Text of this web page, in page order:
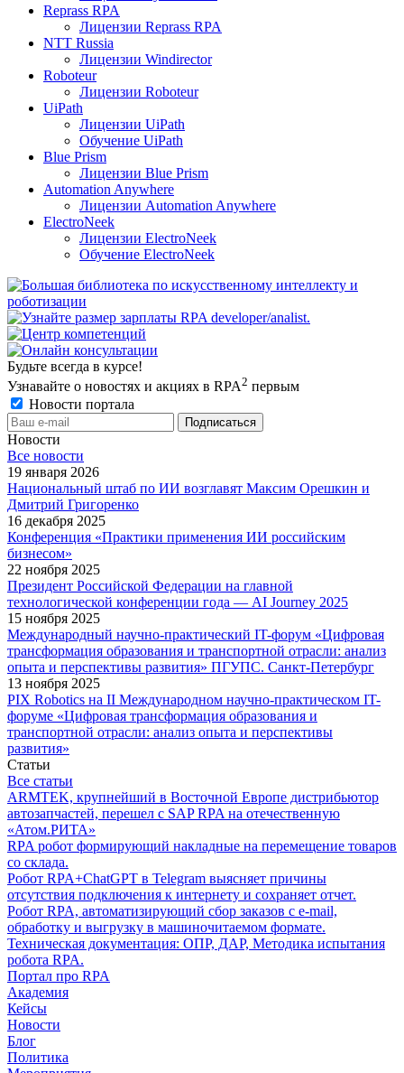
Reprass RPA
Лицензии Reprass RPA
NTT Russia
Лицензии Windirector
Roboteur
Лицензии Roboteur
UiPath
Лицензии UiPath
Обучение UiPath
Blue Prism
Лицензии Blue Prism
Automation Anywhere
Лицензии Automation Anywhere
ElectroNeek
Лицензии ElectroNeek
Обучение ElectroNeek
Будьте всегда в курсе!
Узнавайте о новостях и акциях в RPA2 первым
Новости портала
Новости
Все новости
19 января 2026
Национальный штаб по ИИ возглавят Максим Орешкин и
Дмитрий Григоренко
16 декабря 2025
Конференция «Практики применения ИИ российским
бизнесом»
22 ноября 2025
Президент Российской Федерации на главной
технологической конференции года — AI Journey 2025
15 ноября 2025
Международный научно-практический IT-форум «Цифровая
трансформация образования и транспортной отрасли: анализ
опыта и перспективы развития» ПГУПС. Санкт-Петербург
13 ноября 2025
PIX Robotics на II Международном научно-практическом IT-
форуме «Цифровая трансформация образования и
транспортной отрасли: анализ опыта и перспективы
развития»
Статьи
Все статьи
ARMTEK, крупнейший в Восточной Европе дистрибьютор
автозапчастей, перешел с SAP RPA на отечественную
«Атом.РИТА»
RPA робот формирующий накладные на перемещение товаров
со склада.
Робот RPA+ChatGPT в Telegram выясняет причины
отсутствия подключения к интернету и сохраняет отчет.
Робот RPA, автоматизирующий сбор заказов с e-mail,
обработку и выгрузку в машиночитаемом формате.
Техническая документация: ОПР, ДАР, Методика испытания
робота RPA.
Портал про RPA
Академия
Кейсы
Новости
Блог
Политика